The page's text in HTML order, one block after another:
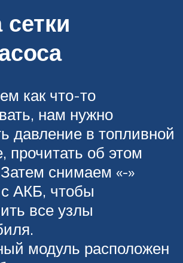
как что-то
нам нужно
давление в топливной
прочитать об этом
снимаем «-»
АКБ, чтобы
все узлы
модуль расположен